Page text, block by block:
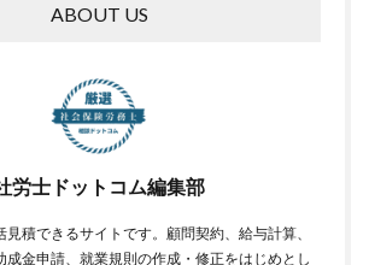
ABOUT US
労士ドットコム編集部
積できるサイトです。顧問契約、給与計算、
成金申請、就業規則の作成・修正をはじめとし